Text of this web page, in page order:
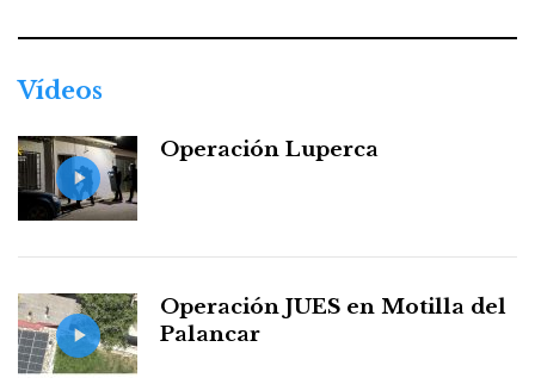
Vídeos
Operación Luperca
Operación JUES en Motilla del
Palancar